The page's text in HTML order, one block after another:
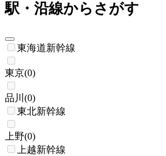
駅・沿線からさがす
東海道新幹線
東京(0)
品川 (0)
東北新幹線
上野(0)
上越新幹線